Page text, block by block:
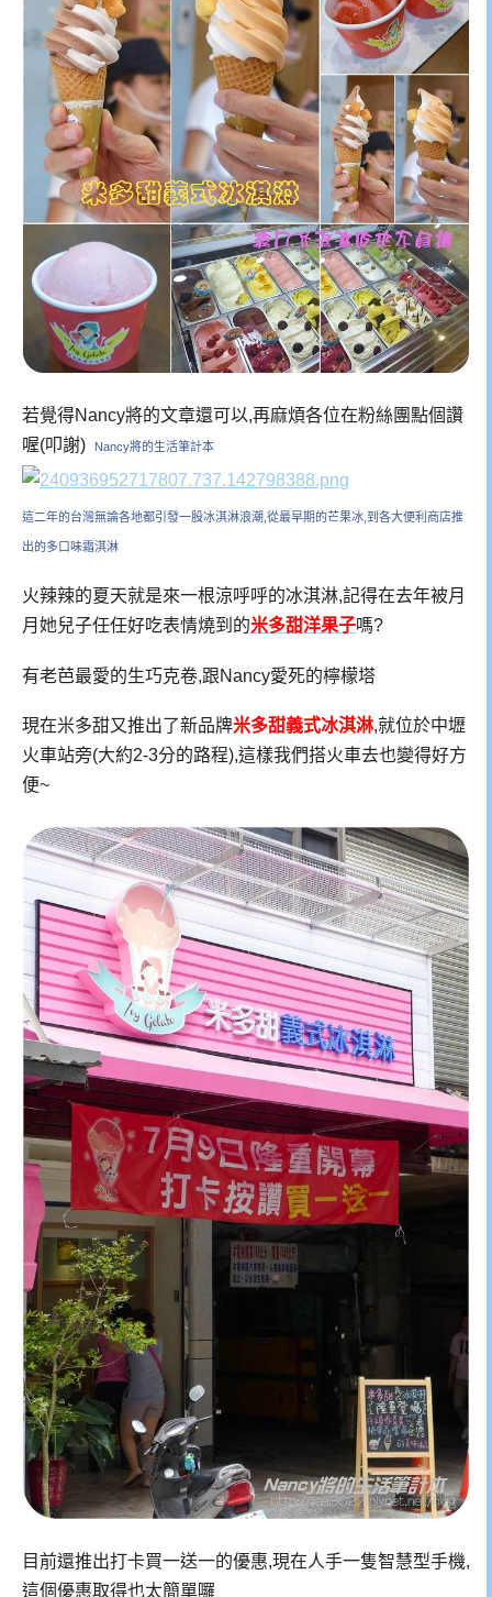
若覺得Nancy將的文章還可以,再麻煩各位在粉絲團點個讚
喔(叩謝)
Nancy將的生活筆計本
這二年的台灣無論各地都引發一股冰淇淋浪潮,從最早期的芒果冰,到各大便利商店推
出的多口味霜淇淋
火辣辣的夏天就是來一根涼呼呼的冰淇淋,記得在去年被月
月她兒子任任好吃表情燒到的米多甜洋果子嗎?
有老芭最愛的生巧克卷,跟Nancy愛死的檸檬塔
現在米多甜又推出了新品牌米多甜義式冰淇淋,就位於中壢
火車站旁(大約2-3分的路程),這樣我們搭火車去也變得好方
便~
目前還推出打卡買一送一的優惠,現在人手一隻智慧型手機,
這個優惠取得也太簡單囉